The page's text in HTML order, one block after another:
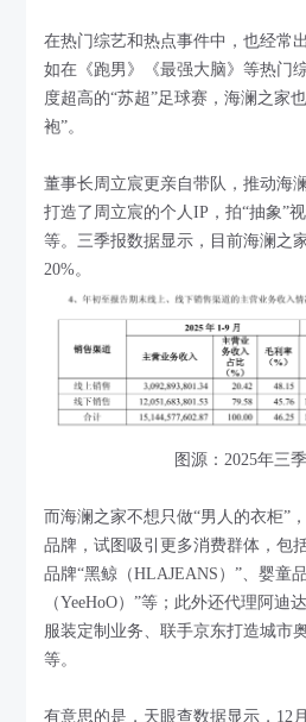
在热门综艺和热点事件中，也经常
如在《跑男》《最强大脑》等热门
度超高的“苏超”足球赛，海澜之家
袍”。
董事长周立宸更亲自带队，推动海
打造了周立宸的个人IP，拍“抽象”
等。三季报数据显示，目前海澜之
20%。
图源：2025年三
而海澜之家不想只做“男人的衣柜”
品牌，试图吸引更多消费群体，包
品牌“黑鲸（HLAJEANS）”、婴童
（YeeHoO）”等；此外还代理阿迪
服装定制业务、联手京东打造城市
等。
有意思的是，天眼查数据显示，12